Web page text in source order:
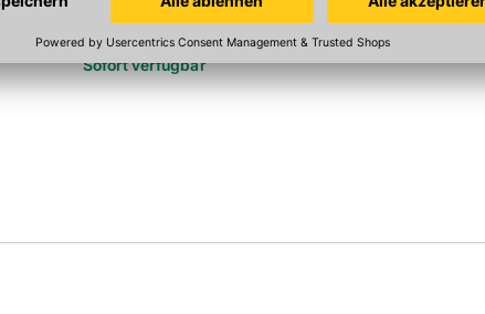
In 6 Varianten
Sofort verfügbar